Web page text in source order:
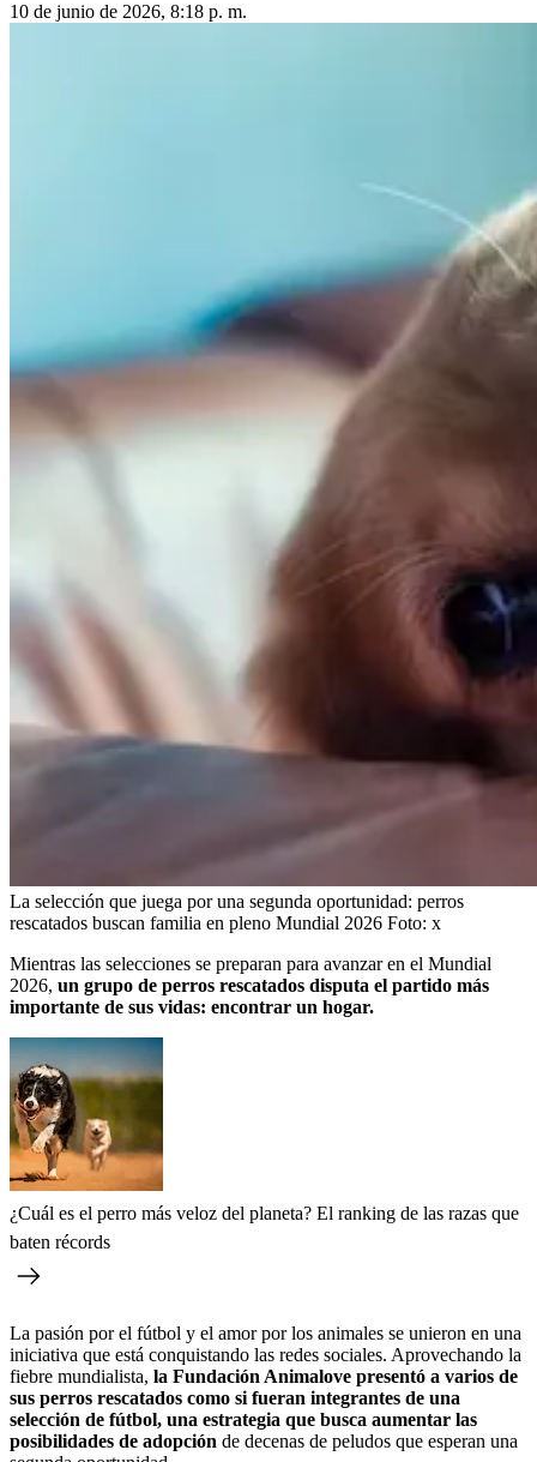
10 de junio de 2026, 8:18 p. m.
La selección que juega por una segunda oportunidad: perros
rescatados buscan familia en pleno Mundial 2026 Foto: x
Mientras las selecciones se preparan para avanzar en el Mundial
2026, un grupo de perros rescatados disputa el partido más
importante de sus vidas: encontrar un hogar.
¿Cuál es el perro más veloz del planeta? El ranking de las razas que
baten récords
La pasión por el fútbol y el amor por los animales se unieron en una
iniciativa que está conquistando las redes sociales. Aprovechando la
fiebre mundialista, la Fundación Animalove presentó a varios de
sus perros rescatados como si fueran integrantes de una
selección de fútbol, una estrategia que busca aumentar las
posibilidades de adopción de decenas de peludos que esperan una